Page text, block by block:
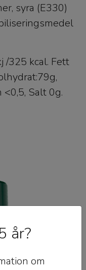
syra (E330)
/325 kcal. Fett
Salt 0g.
år?
om